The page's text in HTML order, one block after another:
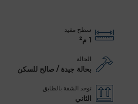
سطح مفيد
1 م²
الحالة
بحالة جيدة / صالح للسكن
توجد الشقة بالطابق
الثاني